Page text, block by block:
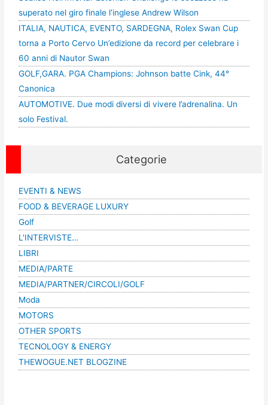
superato nel giro finale l’inglese Andrew Wilson
ITALIA, NAUTICA, EVENTO, SARDEGNA, Rolex Swan Cup
torna a Porto Cervo Un’edizione da record per celebrare i
60 anni di Nautor Swan
GOLF,GARA. PGA Champions: Johnson batte Cink, 44°
Canonica
AUTOMOTIVE. Due modi diversi di vivere l’adrenalina. Un
solo Festival.
Categorie
EVENTI & NEWS
FOOD & BEVERAGE LUXURY
Golf
L'INTERVISTE…
LIBRI
MEDIA/PARTE
MEDIA/PARTNER/CIRCOLI/GOLF
Moda
MOTORS
OTHER SPORTS
TECNOLOGY & ENERGY
THEWOGUE.NET BLOGZINE